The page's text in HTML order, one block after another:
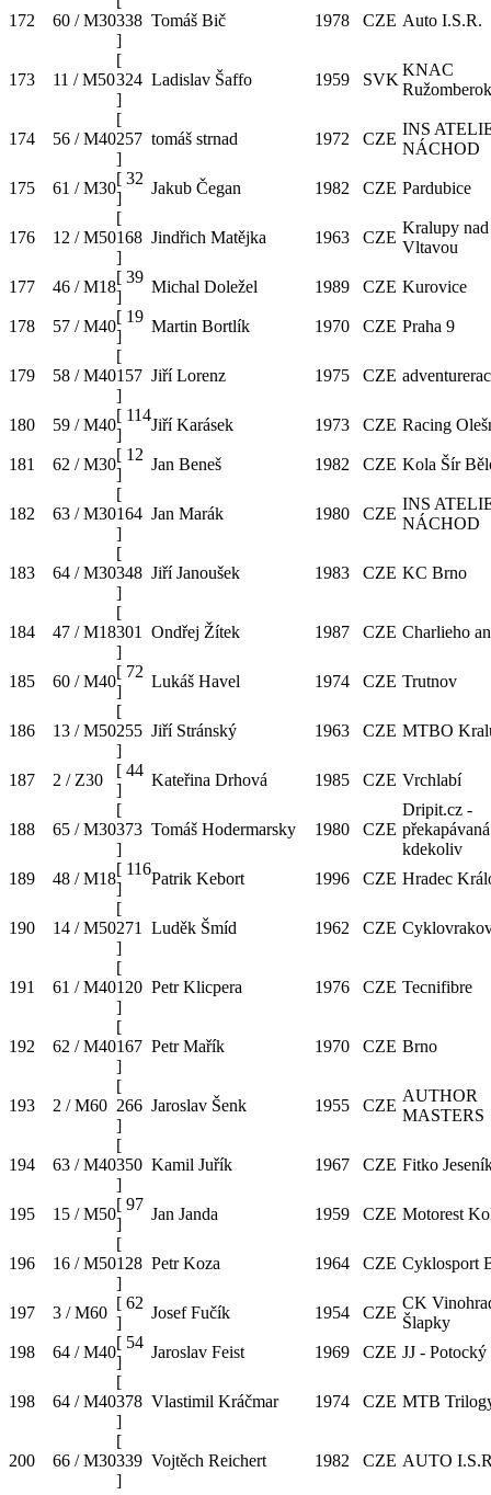
172 60 / M30338
]
Tomáš Bič 1978 CZE Auto I.S.R.
173 11 / M50
[
324
]
Ladislav Šaffo 1959 SVK
KNAC
Ružomberok
174 56 / M40
[
257
]
tomáš strnad 1972 CZE
INS
NÁCHOD
175 61 / M30
[ 32
]
Jakub Čegan 1982 CZE Pardubice
176 12 / M50
[
168
]
Jindřich Matějka 1963 CZE
Kralupy nad
Vltavou
177 46 / M18
[ 39
]
Michal Doležel 1989 CZE Kurovice
178 57 / M40
[ 19
]
Martin Bortlík 1970 CZE Praha 9
179 58 / M40
[
157
]
Jiří Lorenz 1975 CZE
180 59 / M40
[ 114
]
Jiří Karásek 1973 CZE Racing
181 62 / M30
[ 12
]
Jan Beneš 1982 CZE Kola Šír
182 63 / M30
[
164
]
Jan Marák 1980 CZE
INS
NÁCHOD
183 64 / M30
[
348
]
Jiří Janoušek 1983 CZE KC Brno
184 47 / M18
[
301
]
Ondřej Žítek 1987 CZE Charlieho
185 60 / M40
[ 72
]
Lukáš Havel 1974 CZE Trutnov
186 13 / M50
[
255
]
Jiří Stránský 1963 CZE MTBO
187 2 / Z30
[ 44
]
Kateřina Drhová 1985 CZE Vrchlabí
188 65 / M30
[
373
]
Tomáš Hodermarsky 1980 CZE
Dripit.cz -
kdekoliv
189
48 / M18
[ 116
]
Patrik Kebort 1996 CZE Hradec
190 14 / M50
[
271
]
Luděk Šmíd 1962 CZE
191 61 / M40
[
120
]
Petr Klicpera 1976 CZE Tecnifibre
192 62 / M40
[
167
]
Petr Mařík 1970 CZE Brno
193 2 / M60
[
266
]
Jaroslav Šenk 1955 CZE
AUTHOR
MASTERS
194 63 / M40
[
350
]
Kamil Juřík 1967 CZE Fitko
195 15 / M50
[ 97
]
Jan Janda 1959 CZE Motorest
196 16 / M50
[
128
]
Petr Koza 1964 CZE Cyklosport
197 3 / M60
[ 62
]
Josef Fučík 1954 CZE
CK
Šlapky
198
64 / M40
[ 54
]
Jaroslav Feist 1969 CZE JJ - Potocký
198 64 / M40
[
378
]
Vlastimil Kráčmar 1974 CZE MTB
200 66 / M30
[
339
]
Vojtěch Reichert 1982 CZE AUTO